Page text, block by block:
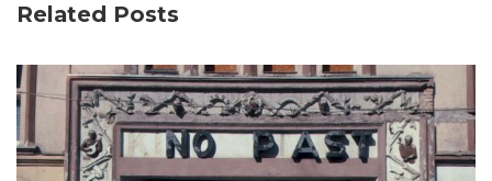
Related Posts